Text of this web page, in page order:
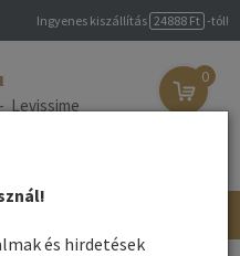
Ingyenes kiszállítás 24888 Ft -tól!
Levissime
0
és hirdetések